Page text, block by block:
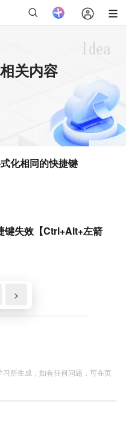
关内容
化相同的快捷键
键失效【Ctrl+Alt+左箭
>
所生成，如有任何问题，可在页